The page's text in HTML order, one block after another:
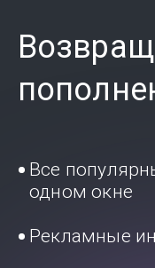
Все
одном окне
Рекламные